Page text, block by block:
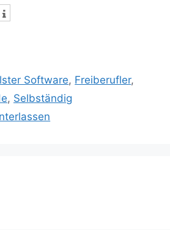
Software, Freiberufler,
, Selbständig